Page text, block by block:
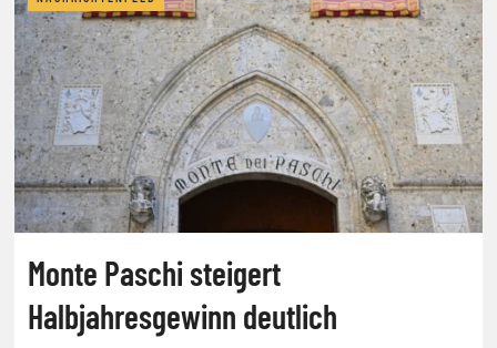
Monte Paschi steigert
Halbjahresgewinn deutlich